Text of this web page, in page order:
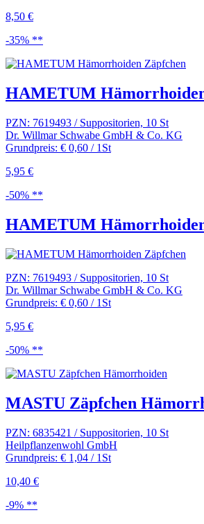
8,50 €
-35% **
HAMETUM
PZN: 7619493 / Suppositorien, 10 St
Dr. Willmar Schwabe GmbH & Co. KG
Grundpreis: € 0,60 / 1St
5,95 €
-50% **
HAMETUM
PZN: 7619493 / Suppositorien, 10 St
Dr. Willmar Schwabe GmbH & Co. KG
Grundpreis: € 0,60 / 1St
5,95 €
-50% **
MASTU Zäpfchen
PZN: 6835421 / Suppositorien, 10 St
Heilpflanzenwohl GmbH
Grundpreis: € 1,04 / 1St
10,40 €
-9% **